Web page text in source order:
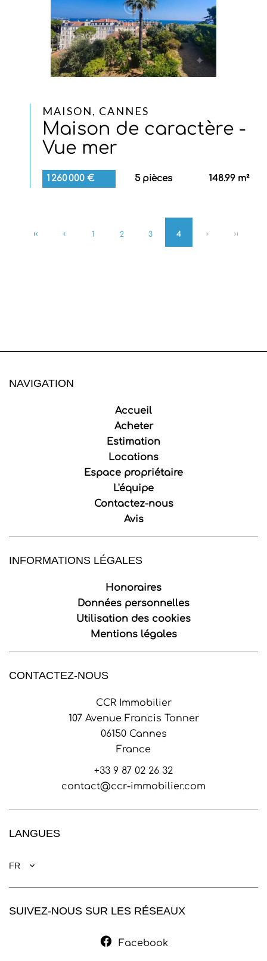
MAISON, CANNES
Maison de caractère -
Vue mer
1 260 000 € 5 pièces 148.99 m²
1 2 3 4
NAVIGATION
Accueil
Acheter
Estimation
Locations
Espace propriétaire
L'équipe
Contactez-nous
Avis
INFORMATIONS LÉGALES
Honoraires
Données personnelles
Utilisation des cookies
Mentions légales
CONTACTEZ-NOUS
CCR Immobilier
107 Avenue Francis Tonner
06150Cannes
France
+33 9 87 02 26 32
contact@ccr-immobilier.com
LANGUES
FR
SUIVEZ-NOUS SUR LES RÉSEAUX
Facebook